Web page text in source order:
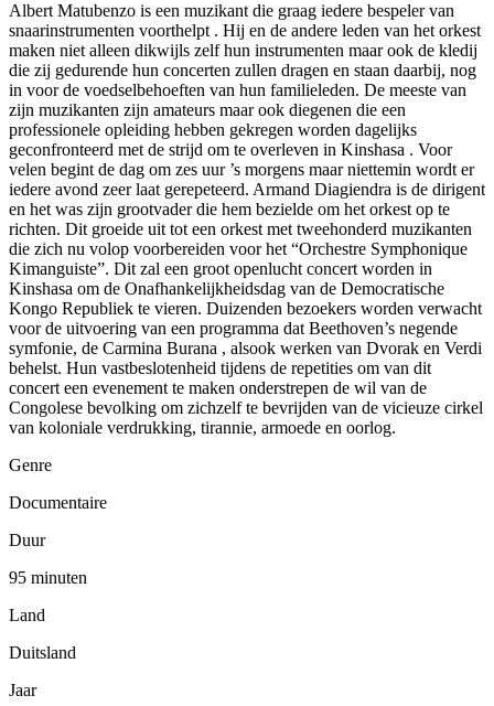
Albert Matubenzo is een muzikant die graag iedere bespeler van
snaarinstrumenten voorthelpt . Hij en de andere leden van het orkest
maken niet alleen dikwijls zelf hun instrumenten maar ook de kledij
die zij gedurende hun concerten zullen dragen en staan daarbij, nog
in voor de voedselbehoeften van hun familieleden. De meeste van
zijn muzikanten zijn amateurs maar ook diegenen die een
professionele opleiding hebben gekregen worden dagelijks
geconfronteerd met de strijd om te overleven in Kinshasa . Voor
velen begint de dag om zes uur ’s morgens maar niettemin wordt er
iedere avond zeer laat gerepeteerd. Armand Diagiendra is de dirigent
en het was zijn grootvader die hem bezielde om het orkest op te
richten. Dit groeide uit tot een orkest met tweehonderd muzikanten
die zich nu volop voorbereiden voor het “Orchestre Symphonique
Kimanguiste”. Dit zal een groot openlucht concert worden in
Kinshasa om de Onafhankelijkheidsdag van de Democratische
Kongo Republiek te vieren. Duizenden bezoekers worden verwacht
voor de uitvoering van een programma dat Beethoven’s negende
symfonie, de Carmina Burana , alsook werken van Dvorak en Verdi
behelst. Hun vastbeslotenheid tijdens de repetities om van dit
concert een evenement te maken onderstrepen de wil van de
Congolese bevolking om zichzelf te bevrijden van de vicieuze cirkel
van koloniale verdrukking, tirannie, armoede en oorlog.
Genre
Documentaire
Duur
95 minuten
Land
Duitsland
Jaar